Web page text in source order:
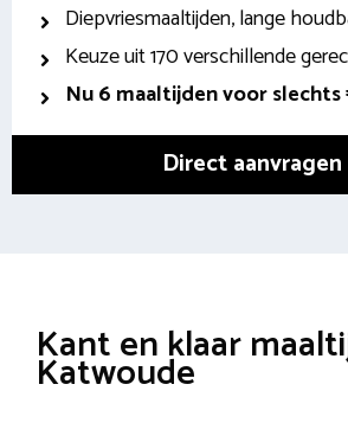
Diepvriesmaaltijden, lange
Keuze uit 170 verschillende
Nu 6 maaltijden voor slechts
Direct aanvragen
Kant en klaar
Katwoude